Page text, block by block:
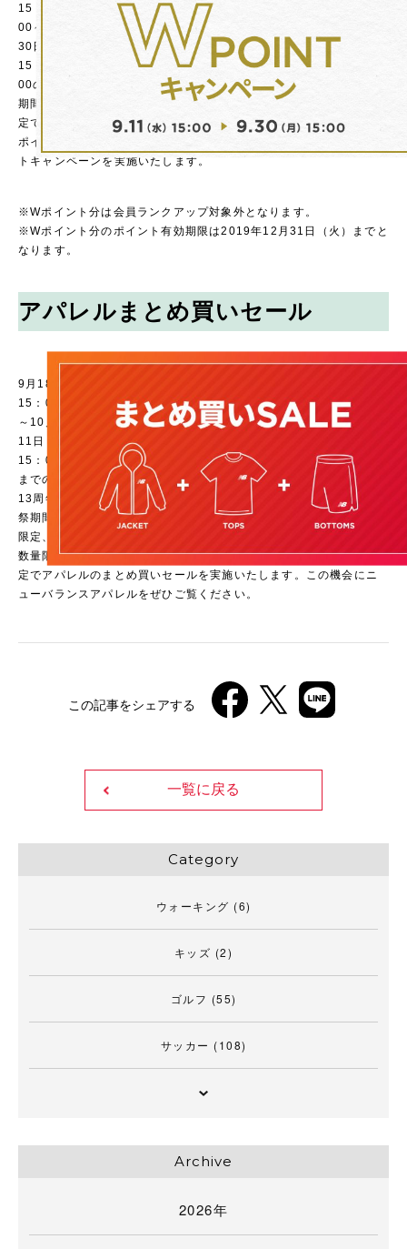
15：
00～
30日
15：
00の
期間限
定でW
ポイン
トキャンペーンを実施いたします。
※Wポイント分は会員ランクアップ対象外となります。
※Wポイント分のポイント有効期限は2019年12月31日（火）までと
なります。
アパレルまとめ買いセール
9月18日
15：00
～10月
11日
15：00
までの
13周年
祭期間
限定、
数量限
定でアパレルのまとめ買いセールを実施いたします。この機会にニ
ューバランスアパレルをぜひご覧ください。
この記事をシェアする
一覧に戻る
Category
ウォーキング (6)
キッズ (2)
ゴルフ (55)
サッカー (108)
Archive
2026年